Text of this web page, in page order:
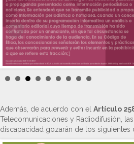
Además, de acuerdo con el Artículo
Telecomunicaciones y Radiodifusión,
discapacidad gozarán de los siguientes